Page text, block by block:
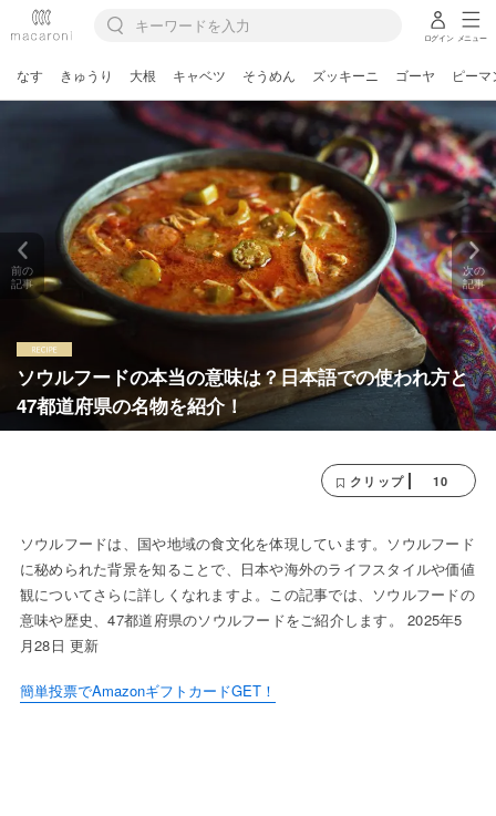
ログイン メニュー
なす きゅうり 大根 キャベツ そうめん ズッキーニ ゴーヤ ピーマ
ソウルフードの本当の意味は？日本語での使われ方と
47都道府県の名物を紹介！
前の
記事
次の
記事
クリップ 10
ソウルフードは、国や地域の食文化を体現しています。ソウルフード
に秘められた背景を知ることで、日本や海外のライフスタイルや価値
観についてさらに詳しくなれますよ。この記事では、ソウルフードの
意味や歴史、47都道府県のソウルフードをご紹介します。 2025年5
月28日 更新
簡単投票でAmazonギフトカードGET！